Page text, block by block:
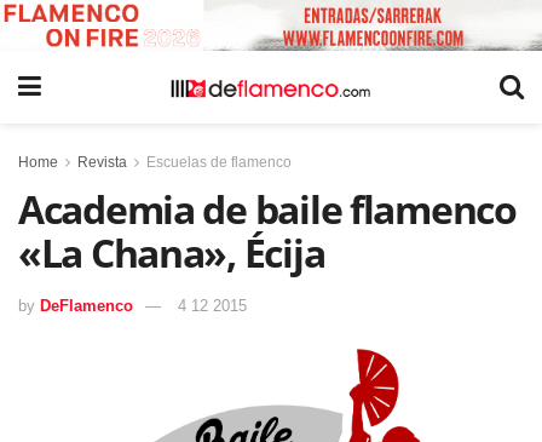
Home Revista Escuelas de flamenco
Academia de baile flamenco
«La Chana», Écija
by DeFlamenco 4 12 2015